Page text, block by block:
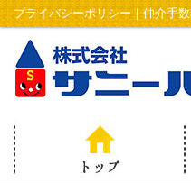
プライバシーポリシー｜仲介手